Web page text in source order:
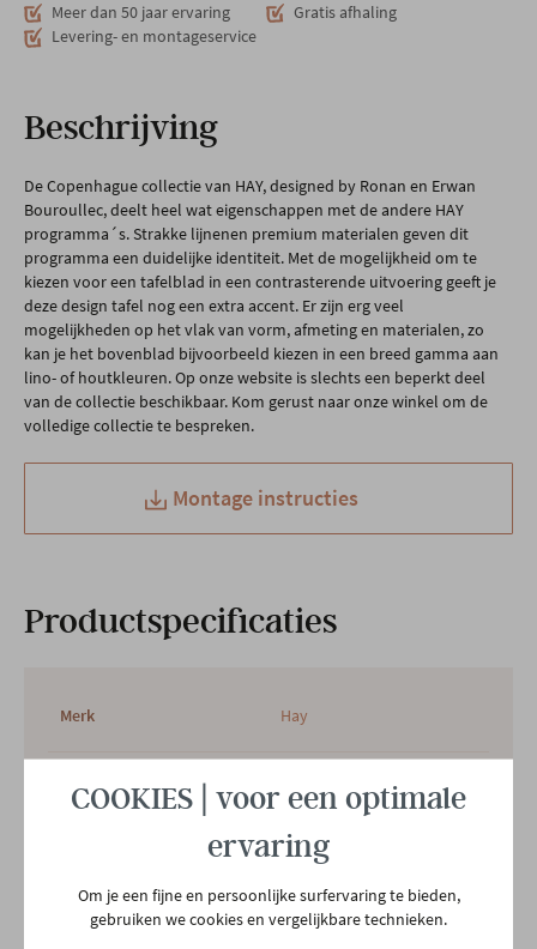
Meer dan 50 jaar ervaring
Gratis afhaling
Levering- en montageservice
Beschrijving
De Copenhague collectie van HAY, designed by Ronan en Erwan
Bouroullec, deelt heel wat eigenschappen met de andere HAY
programma´s. Strakke lijnenen premium materialen geven dit
programma een duidelijke identiteit. Met de mogelijkheid om te
kiezen voor een tafelblad in een contrasterende uitvoering geeft je
deze design tafel nog een extra accent. Er zijn erg veel
mogelijkheden op het vlak van vorm, afmeting en materialen, zo
kan je het bovenblad bijvoorbeeld kiezen in een breed gamma aan
lino- of houtkleuren. Op onze website is slechts een beperkt deel
van de collectie beschikbaar. Kom gerust naar onze winkel om de
volledige collectie te bespreken.
Montage instructies
Productspecificaties
Merk Hay
Afmetingen B 120 x H 74 x D 120 CM
5 jaar
Plaats productie Europees
COOKIES | voor een optimale
ervaring
Om je een fijne en persoonlijke surfervaring te bieden,
gebruiken we cookies en vergelijkbare technieken.